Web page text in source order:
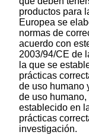
productos para
Europea se
normas de
acuerdo con
2003/94/CE de
la que se
prácticas
de uso humano
de uso
establecido en
prácticas
investigación.